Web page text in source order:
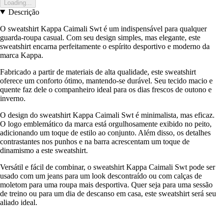
Loading...
Descrição
O sweatshirt Kappa Caimali Swt é um indispensável para qualquer
guarda-roupa casual. Com seu design simples, mas elegante, este
sweatshirt encarna perfeitamente o espírito desportivo e moderno da
marca Kappa.
Fabricado a partir de materiais de alta qualidade, este sweatshirt
oferece um conforto ótimo, mantendo-se durável. Seu tecido macio e
quente faz dele o companheiro ideal para os dias frescos de outono e
inverno.
O design do sweatshirt Kappa Caimali Swt é minimalista, mas eficaz.
O logo emblemático da marca está orgulhosamente exibido no peito,
adicionando um toque de estilo ao conjunto. Além disso, os detalhes
contrastantes nos punhos e na barra acrescentam um toque de
dinamismo a este sweatshirt.
Versátil e fácil de combinar, o sweatshirt Kappa Caimali Swt pode ser
usado com um jeans para um look descontraído ou com calças de
moletom para uma roupa mais desportiva. Quer seja para uma sessão
de treino ou para um dia de descanso em casa, este sweatshirt será seu
aliado ideal.